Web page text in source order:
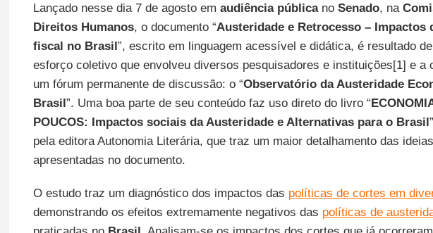
Lançado nesse dia 7 de agosto em audiência públicano Senado, na
Direitos Humanos, o documento “Austeridade e Retrocesso – Impactos
fiscal no Brasil”, escrito em linguagem acessível e didática, é resultado
esforço coletivo que envolveu diversos pesquisadores e instituições[1] e a
um fórum permanente de discussão: o “Observatório da Austeridade
Brasil”. Uma boa parte de seu conteúdo faz uso direto do livro “
POUCOS: Impactos sociais da Austeridade e Alternativas para o Brasil
pela editora Autonomia Literária, que traz um maior detalhamento das ideias
apresentadas no documento.
O estudo traz um diagnóstico dos impactos das políticas de cortes em
demonstrando os efeitos extremamente negativos das políticas de